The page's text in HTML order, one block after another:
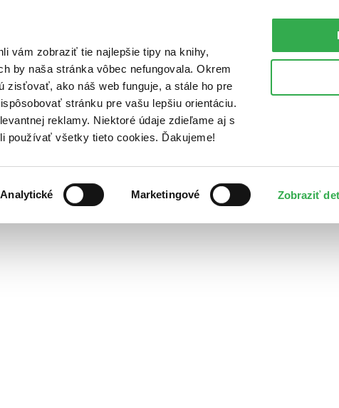
vám zobraziť tie najlepšie tipy na knihy,
by naša stránka vôbec nefungovala. Okrem
zisťovať, ako náš web funguje, a stále ho pre
stránku pre vašu lepšiu orientáciu.
reklamy. Niektoré údaje zdieľame aj s
používať všetky tieto cookies. Ďakujeme!
Analytické Marketingové Zobraziť